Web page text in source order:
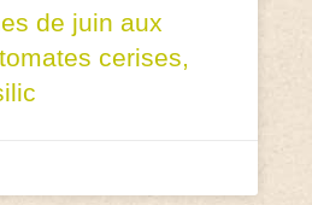
de juin aux
cerises,